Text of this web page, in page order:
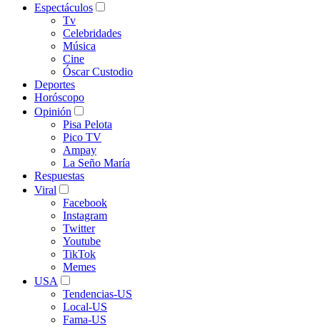
Espectáculos
Tv
Celebridades
Música
Cine
Óscar Custodio
Deportes
Horóscopo
Opinión
Pisa Pelota
Pico TV
Ampay
La Seño María
Respuestas
Viral
Facebook
Instagram
Twitter
Youtube
TikTok
Memes
USA
Tendencias-US
Local-US
Fama-US